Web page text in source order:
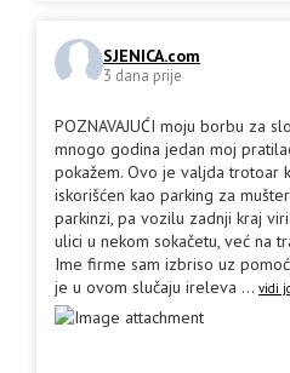
SJENICA.com
3 dana prije
POZNAVAJUĆI moju borbu za
mnogo godina jedan moj
pokažem. Ovo je valjda trotoar
iskorišćen kao parking za
parkinzi, pa vozilu zadnji kraj
ulici u nekom sokačetu, već na
Ime firme sam izbriso uz
je u ovom slučaju ireleva ... vidi